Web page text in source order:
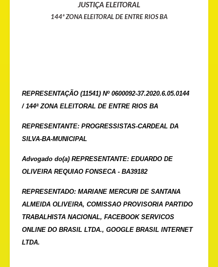
JUSTIÇA ELEITORAL
144ª ZONA ELEITORAL DE ENTRE RIOS BA
REPRESENTAÇÃO (11541) Nº 0600092-37.2020.6.05.0144
/ 144ª ZONA ELEITORAL DE ENTRE RIOS BA
REPRESENTANTE: PROGRESSISTAS-CARDEAL DA
SILVA-BA-MUNICIPAL
Advogado do(a) REPRESENTANTE: EDUARDO DE
OLIVEIRA REQUIAO FONSECA - BA39182
REPRESENTADO: MARIANE MERCURI DE SANTANA
ALMEIDA OLIVEIRA, COMISSAO PROVISORIA PARTIDO
TRABALHISTA NACIONAL, FACEBOOK SERVICOS
ONLINE DO BRASIL LTDA., GOOGLE BRASIL INTERNET
LTDA.